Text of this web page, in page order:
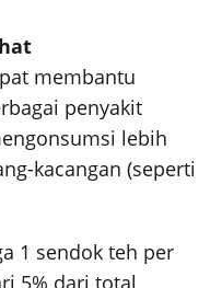
membantu
penyakit
lebih
kacangan (seperti
1 sendok teh per